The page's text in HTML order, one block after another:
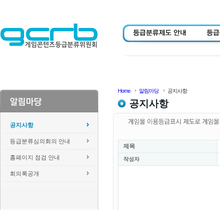
공지사항
등급분류심의회의 안내
홈페이지 점검 안내
회의록공개
Home 알림마당 공지사항
공지사항
제목
작성자